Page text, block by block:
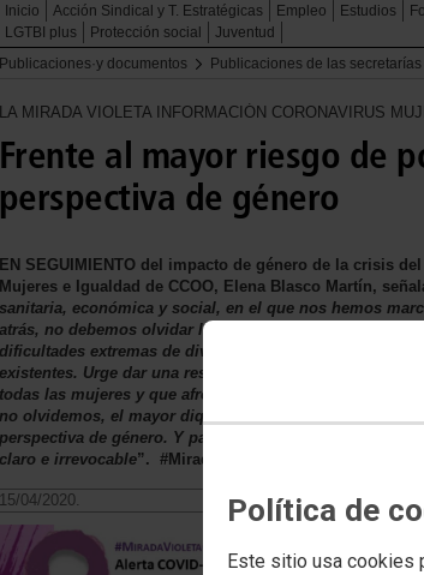
Política de
Este sitio usa cookies
Inicio Acción Sindical y T. Estratégicas Empleo Estudios
LGTBI plus
Protección social
Juventud
Publicaciones·y documentos
Publicaciones de las secretarías
LA MIRADA VIOLETA INFORMACIÓN CORONAVIRUS
Frente al mayor riesgo de
perspectiva de género
EN SEGUIMIENTO del impacto de género de la crisis
Mujeres e Igualdad de CCOO, Elena Blasco Martín,
sanitaria, económica y social, en el que nos hemos
atrás, no debemos olvidar las mayores dificultades
dificultades extremas de diversos grupos de mujeres,
existentes. Urge dar una respuesta económica y social
todas las mujeres y que afronte con medidas
no olvidemos, el mayor dique de contención de la
perspectiva de género. Y para ese fin el compromiso de
claro e irrevocable”. #MiradaVioletaCovid19
15/04/2020.